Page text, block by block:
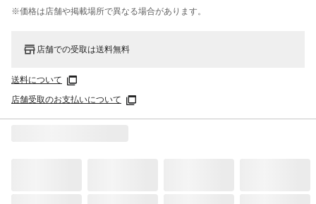
※価格は​店舗や​掲載場所で​異なる​場合が​あります。
店舗での受取は送料無料
送料について
店舗受取のお支払いについて